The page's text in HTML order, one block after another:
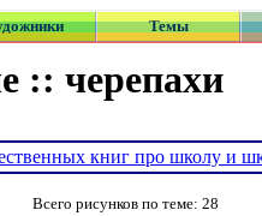
Темы
:: черепахи
книг про школу и
Всего рисунков по теме: 28